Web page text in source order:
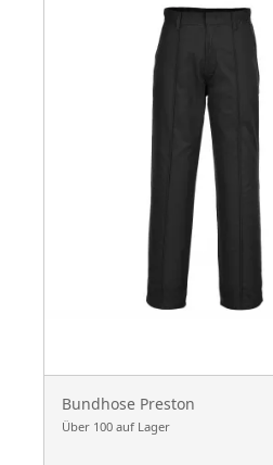
Bundhose Preston
Über 100 auf Lager